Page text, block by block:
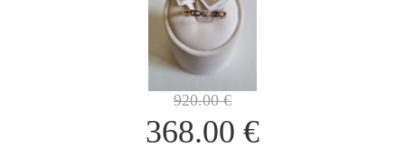
920.00€
368.00 €